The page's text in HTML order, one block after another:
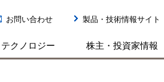
お問い合わせ 製品・技術情報サイト
テクノロジー 株主・投資家情報